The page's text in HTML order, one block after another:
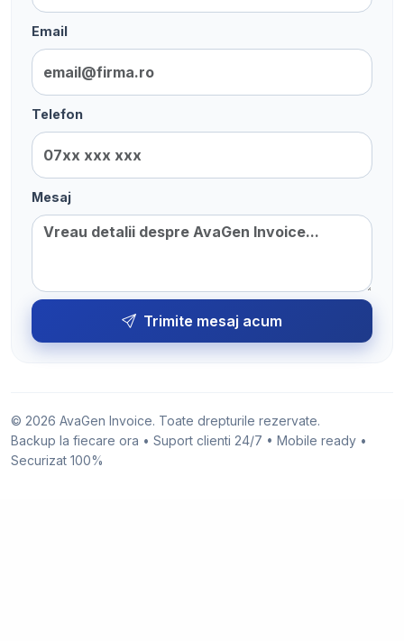
Email
Telefon
Mesaj
Trimite mesaj acum
© 2026 AvaGen Invoice. Toate drepturile rezervate.
Backup la fiecare ora • Suport clienti 24/7 • Mobile ready •
Securizat 100%